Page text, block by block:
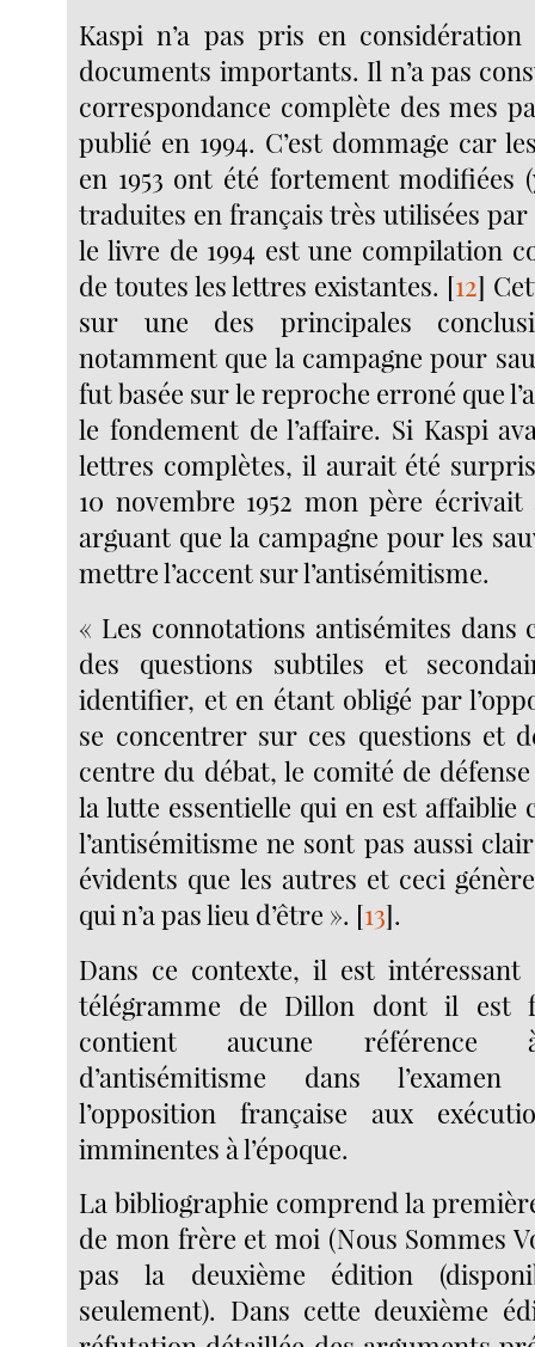
Kaspi n’a pas pris en
documents importants. Il n’a pas
correspondance complète des mes
publié en 1994. C’est dommage car
en 1953 ont été fortement modifiées
traduites en français très utilisées par
le livre de 1994 est une compilation
de toutes les lettres existantes. [12]
sur une des principales
notamment que la campagne pour
fut basée sur le reproche erroné que
le fondement de l’affaire. Si Kaspi
lettres complètes, il aurait été
10 novembre 1952 mon père
arguant que la campagne pour les
mettre l’accent sur l’antisémitisme.
« Les connotations antisémites dans
des questions subtiles et
identifier, et en étant obligé par
se concentrer sur ces questions et
centre du débat, le comité de
la lutte essentielle qui en est affaiblie
l’antisémitisme ne sont pas aussi
évidents que les autres et ceci
qui n’a pas lieu d’être ». [13].
Dans ce contexte, il est
télégramme de Dillon dont il est
contient aucune référence à
d’antisémitisme dans
l’opposition française aux
imminentes à l’époque.
La bibliographie comprend la
de mon frère et moi (Nous Sommes
pas la deuxième édition
seulement). Dans cette deuxième